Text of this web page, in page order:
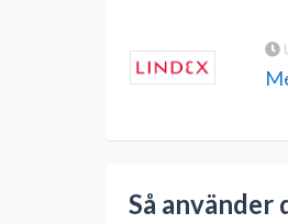
Så använder